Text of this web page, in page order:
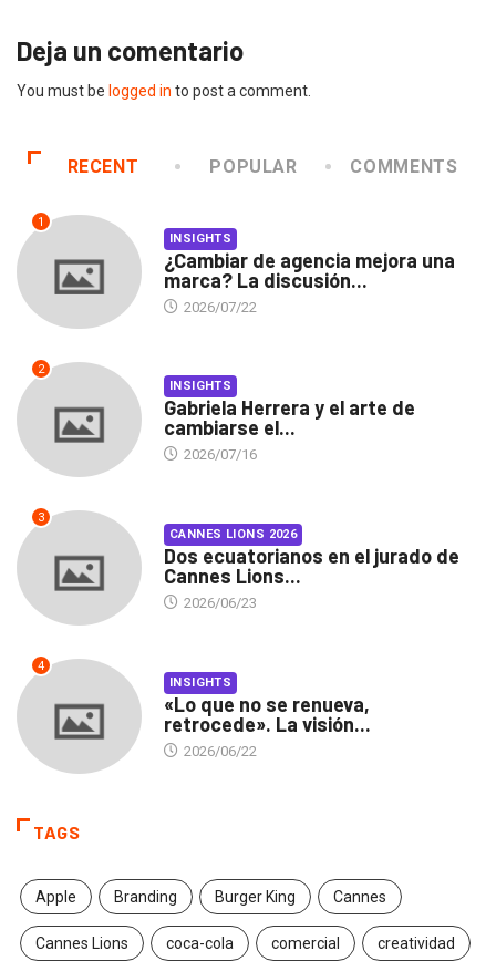
Deja un comentario
You must be logged in to post a comment.
RECENT POPULAR COMMENTS
1
INSIGHTS
¿Cambiar de agencia mejora una
marca? La discusión...
2026/07/22
2
INSIGHTS
Gabriela Herrera y el arte de
cambiarse el...
2026/07/16
3
CANNES LIONS 2026
Dos ecuatorianos en el jurado de
Cannes Lions...
2026/06/23
4
INSIGHTS
«Lo que no se renueva,
retrocede». La visión...
2026/06/22
TAGS
Apple Branding Burger King Cannes
Cannes Lions coca-cola comercial creatividad